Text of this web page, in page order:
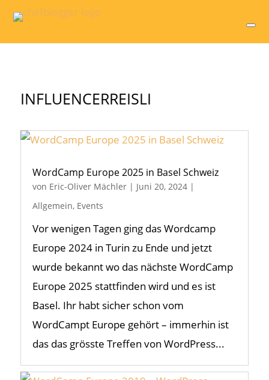
INFLUENCERREISLI
WordCamp Europe 2025 in Basel Schweiz
von Eric-Oliver Mächler| Juni 20, 2024|
Allgemein, Events
Vor wenigen Tagen ging das Wordcamp
Europe 2024 in Turin zu Ende und jetzt
wurde bekannt wo das nächste WordCamp
Europe 2025 stattfinden wird und es ist
Basel. Ihr habt sicher schon vom
WordCampt Europe gehört – immerhin ist
das das grösste Treffen von WordPress...